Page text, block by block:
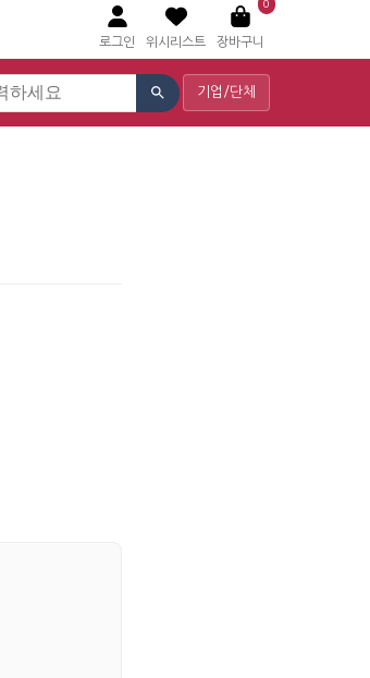
로그인 위시리스트
0
장바구니
기업/단체